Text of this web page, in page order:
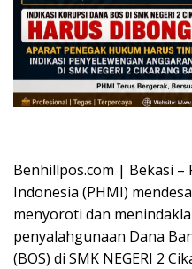
Benhillpos.com | Bekasi
Indonesia (PHMI)
menyoroti dan
penyalahgunaan Dana
(BOS) di SMK NEGERI 2